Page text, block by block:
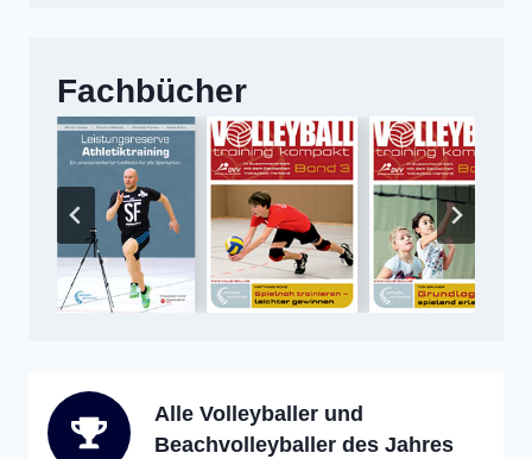
Fachbücher
Alle Volleyballer und
Beachvolleyballer des Jahres